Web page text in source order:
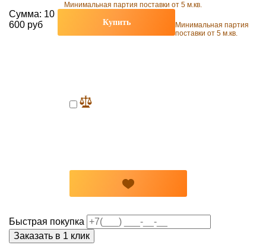
Минимальная партия поставки от 5 м.кв.
Сумма: 10
600 руб
Купить
Минимальная партия
поставки от 5 м.кв.
Быстрая покупка